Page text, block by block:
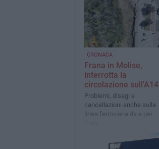
CRONACA
Frana in Molise,
interrotta la
circolazione sull'A14
Problemi, disagi e
cancellazioni anche sulla
linea ferroviaria da e per